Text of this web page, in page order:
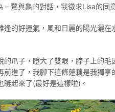
– 鷺與龜的對話，我徵求Lisa的同
逢的好運氣，風和日麗的陽光灑
的爪子，瞪大了雙眼，脖子上的
前進了，我腳下這條蓮藕是我獨
起來了(最好是這樣啦)。